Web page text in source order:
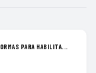
PARA HABILITA...